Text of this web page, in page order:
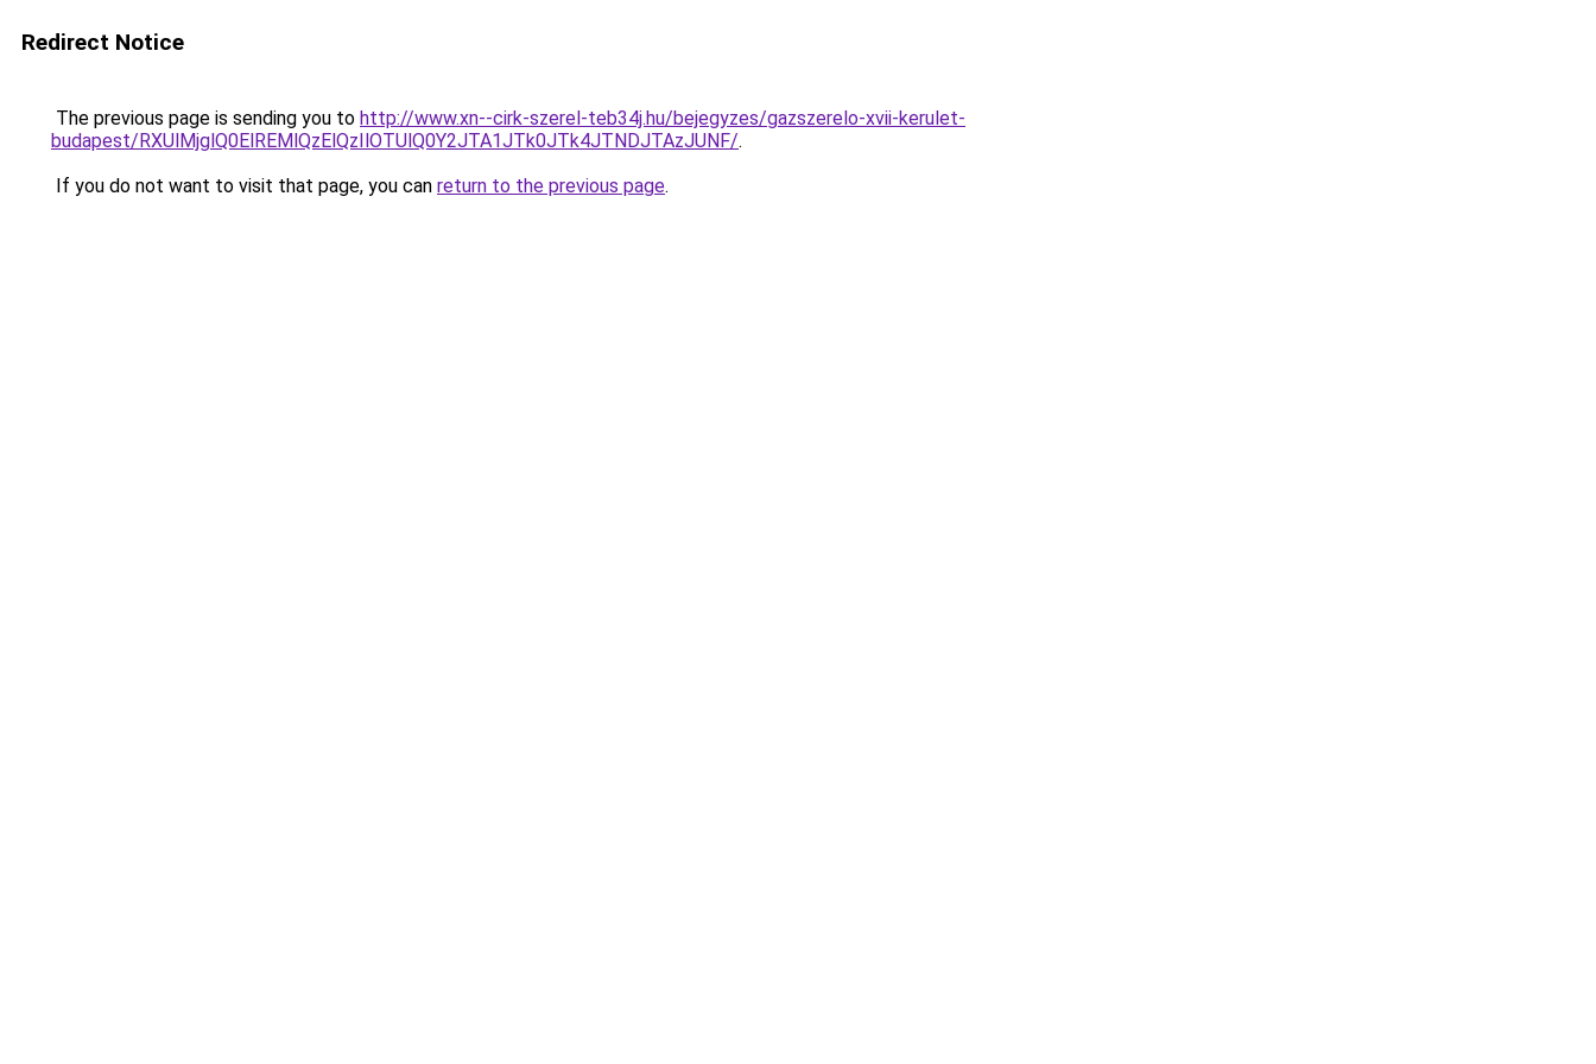
Redirect Notice
The previous page is sending you to http://www.xn--cirk-szerel-teb34j.hu/bejegyzes/gazszerelo-xvii-kerulet-
budapest/RXUlMjglQ0ElREMlQzElQzIlOTUlQ0Y2JTA1JTk0JTk4JTNDJTAzJUNF/.
If you do not want to visit that page, you can return to the previous page.